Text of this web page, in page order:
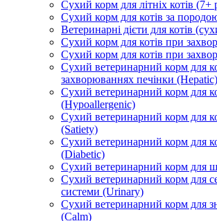
Сухий корм для літніх котів (7+
Сухий корм для котів за
Ветеринарні дієти для котів
Сухий корм для котів при
Сухий корм для котів при
Сухий ветеринарний корм для
захворюваннях печінки (Hepatic)
Сухий ветеринарний корм для
(Hypoallergenic)
Сухий ветеринарний корм для
(Satiety)
Сухий ветеринарний корм для
(Diabetic)
Сухий ветеринарний корм для
Сухий ветеринарний корм для
системи (Urinary)
Сухий ветеринарний корм для
(Calm)